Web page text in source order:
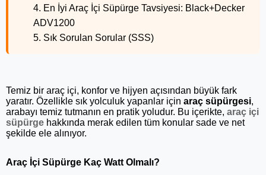
4. En İyi Araç İçi Süpürge Tavsiyesi: Black+Decker
ADV1200
5. Sık Sorulan Sorular (SSS)
Temiz bir araç içi, konfor ve hijyen açısından büyük fark
yaratır. Özellikle sık yolculuk yapanlar için araç süpürgesi,
arabayı temiz tutmanın en pratik yoludur. Bu içerikte, araç içi
süpürge hakkında merak edilen tüm konular sade ve net
şekilde ele alınıyor.
Araç İçi Süpürge Kaç Watt Olmalı?